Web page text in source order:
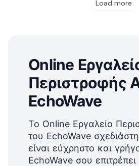
Online
Περιστροφής
EchoWave
Το Online Εργαλείο
του EchoWave
είναι εύχρηστο και
EchoWave σου